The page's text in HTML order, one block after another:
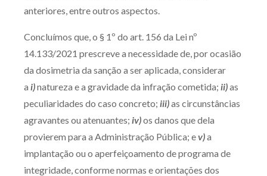
anteriores, entre outros aspectos.
Concluímos que, o § 1º do art. 156 da Lei nº
14.133/2021 prescreve a necessidade de, por ocasião
da dosimetria da sanção a ser aplicada, considerar
a i)natureza e a gravidade da infração cometida; ii)as
peculiaridades do caso concreto; iii)as circunstâncias
agravantes ou atenuantes; iv)os danos que dela
provierem para a Administração Pública; ev)a
implantação ou o aperfeiçoamento de programa de
integridade, conforme normas e orientações dos